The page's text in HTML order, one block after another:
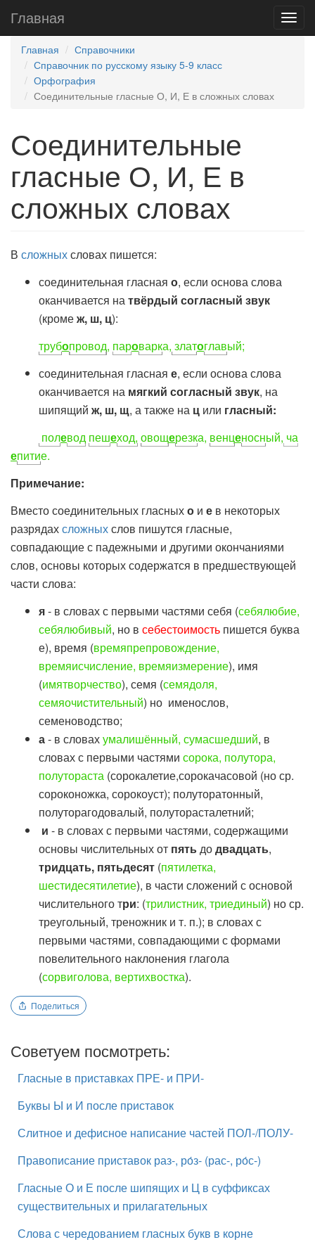
Главная
Главная
Справочники
Справочник по русскому языку 5-9 класс
Орфография
Соединительные гласные О, И, Е в сложных словах
Соединительные
гласные О, И, Е в
сложных словах
В сложныхсловах пишется:
соединительная гласная о, если основа слова
оканчивается натвёрдый согласный звук
(кромеж, ш, ц):
трубопровод, пароварка, златоглавый;
соединительная гласная е, если основа слова
оканчивается на мягкий согласный звук, на
шипящий ж, ш, щ, а также на ц или гласный:
полевод пешеход, овощерезка, венценосный, ча
епитие.
Примечание:
Вместо соединительных гласныхо и е в некоторых
разрядахсложныхслов пишутся гласные,
совпадающие с падежными и другими окончаниями
слов, основы которых содержатся в предшествующей
части слова:
я- в словах с первыми частями себя (себялюбие,
себялюбивый, но в себестоимость пишется буква
е), время (времяпрепровождение,
времяисчисление, времяизмерение), имя
(имятворчество), семя (семядоля,
семяочистительный) но именослов,
семеноводство;
а- в словахумалишённый, сумасшедший, в
словах с первыми частями сорока, полутора,
полутораста (сорокалетие,сорокачасовой (но ср.
сороконожка, сорокоуст); полуторатонный,
полуторагодовалый, полуторасталетний;
и - в словах с первыми частями, содержащими
основы числительных от пятьдодвадцать,
тридцать, пятьдесят (пятилетка,
шестидесятилетие), в части сложений с основой
числительного три: (трилистник, триединый) но ср.
треугольный, треножник и т. п.); в словах с
первыми частями, совпадающими с формами
повелительного наклонения глагола
(сорвиголова, вертихвостка).
Поделиться
Советуем посмотреть:
Гласные в приставках ПРЕ- и ПРИ-
Буквы Ы и И после приставок
Слитное и дефисное написание частей ПОЛ-/ПОЛУ-
Правописание приставок раз-, ро́з- (рас-, ро́с-)
Гласные О и Е после шипящих и Ц в суффиксах
существительных и прилагательных
Слова с чередованием гласных букв в корне